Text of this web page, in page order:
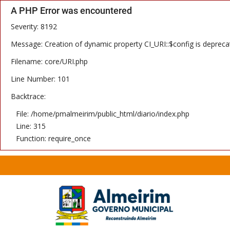
A PHP Error was encountered
Severity: 8192
Message: Creation of dynamic property CI_URI::$config is
Filename: core/URI.php
Line Number: 101
Backtrace:
File: /home/pmalmeirim/public_html/diario/index.php
Line: 315
Function: require_once